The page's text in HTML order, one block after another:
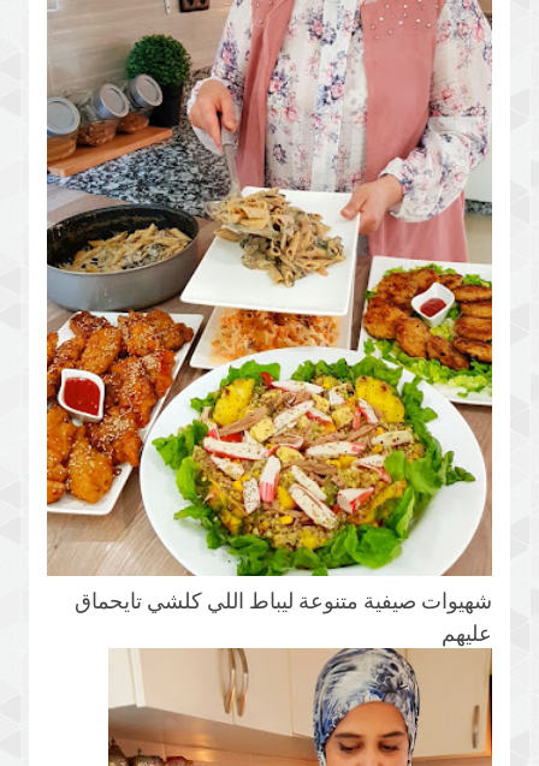
شهيوات صيفية متنوعة ليباط اللي كلشي تايحماق
عليهم